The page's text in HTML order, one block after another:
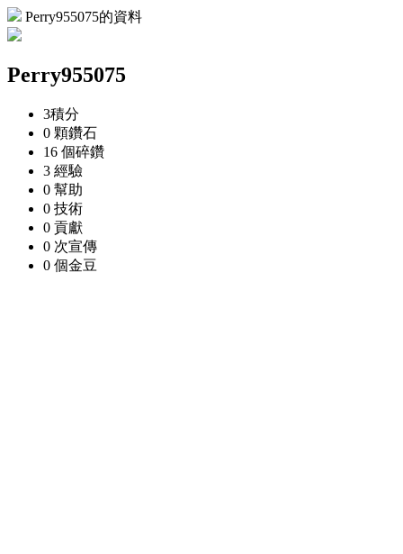
Perry955075的資料
Perry955075
3積分
0 顆鑽石
16 個碎鑽
3 經驗
0 幫助
0 技術
0 貢獻
0 次宣傳
0 個金豆